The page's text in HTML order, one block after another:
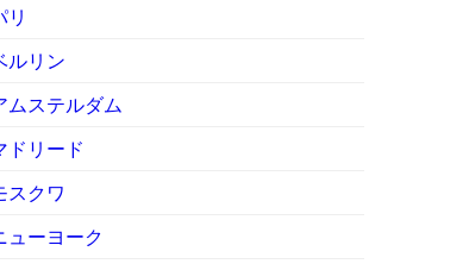
リ
ルリン
ムステルダム
ドリード
スクワ
ューヨーク